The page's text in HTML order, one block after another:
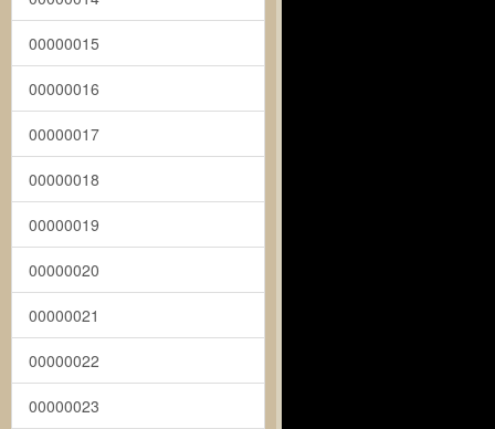
00000015
00000016
00000017
00000018
00000019
00000020
00000021
00000022
00000023